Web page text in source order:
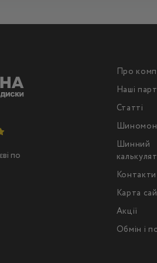
по
Про
Наші
Статті
Шинний
Контакти
Карта
Акції
Обмін і